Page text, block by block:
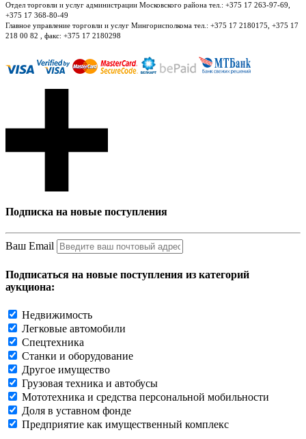
Отдел торговли и услуг администрации Московского района тел.: +375 17 263-97-69,
+375 17 368-80-49
Главное управление торговли и услуг Мингорисполкома тел.: +375 17 2180175, +375 17
218 00 82 , факс: +375 17 2180298
Подписка на новые поступления
Ваш Email
Подписаться на новые поступления из категорий
аукциона:
Недвижимость
Легковые автомобили
Спецтехника
Станки и оборудование
Другое имущество
Грузовая техника и автобусы
Мототехника и средства персональной мобильности
Доля в уставном фонде
Предприятие как имущественный комплекс